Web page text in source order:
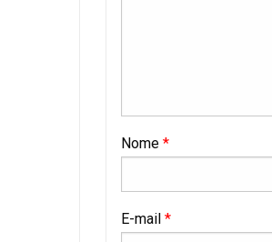
Nome *
E-mail *